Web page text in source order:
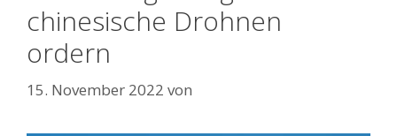
chinesische Drohnen
ordern
15. November 2022 von